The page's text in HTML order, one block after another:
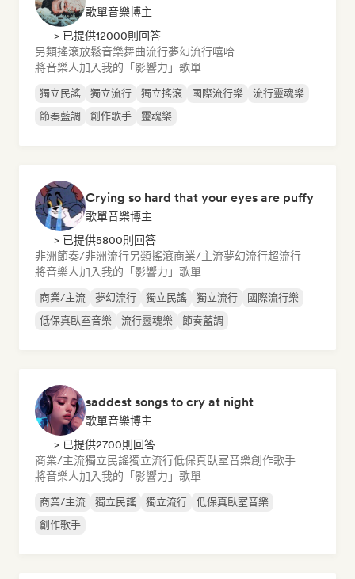
歌單音樂博主
> 已提供12000則回答
另類搖滾放鬆音樂舞曲流行夢幻流行嘻哈
將音樂人加入我的「影響力」歌單
獨立民謠 獨立流行 獨立搖滾 國際流行樂
流行靈魂樂
節奏藍調
創作歌手 靈魂樂
Crying so hard that your eyes are puffy
歌單音樂博主
> 已提供5800則回答
非洲節奏/非洲流行另類搖滾商業/主流夢幻流行超流行
將音樂人加入我的「影響力」歌單
商業/主流 夢幻流行 獨立民謠 獨立流行
國際流行樂
低保真臥室音樂
流行靈魂樂 節奏藍調
saddest songs to cry at night
歌單音樂博主
> 已提供2700則回答
商業/主流獨立民謠獨立流行低保真臥室音樂創作歌手
將音樂人加入我的「影響力」歌單
商業/主流 獨立民謠 獨立流行
低保真臥室音樂
創作歌手